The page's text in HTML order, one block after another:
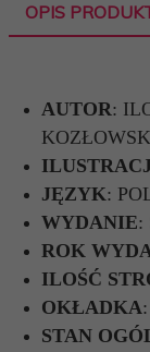
OPIS
AUTOR:
JĘZYK:
WYDANIE:
ROK
ILOŚĆ
OKŁADKA
STAN